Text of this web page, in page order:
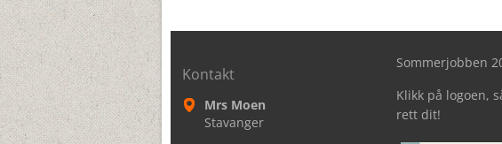
Kontakt
Mrs Moen
Stavanger
Sommerjobben
Klikk på logoen,
rett dit!